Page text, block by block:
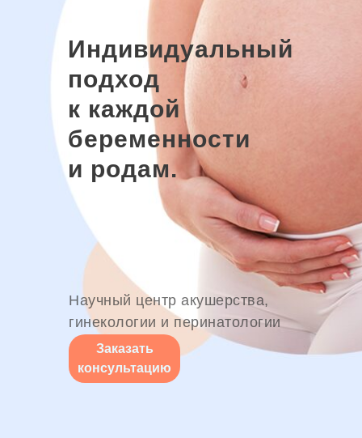
Индивидуальный
подход
к каждой
беременности
и родам.
Заказать
консультацию
Научный центр акушерства,
гинекологии и перинатологии